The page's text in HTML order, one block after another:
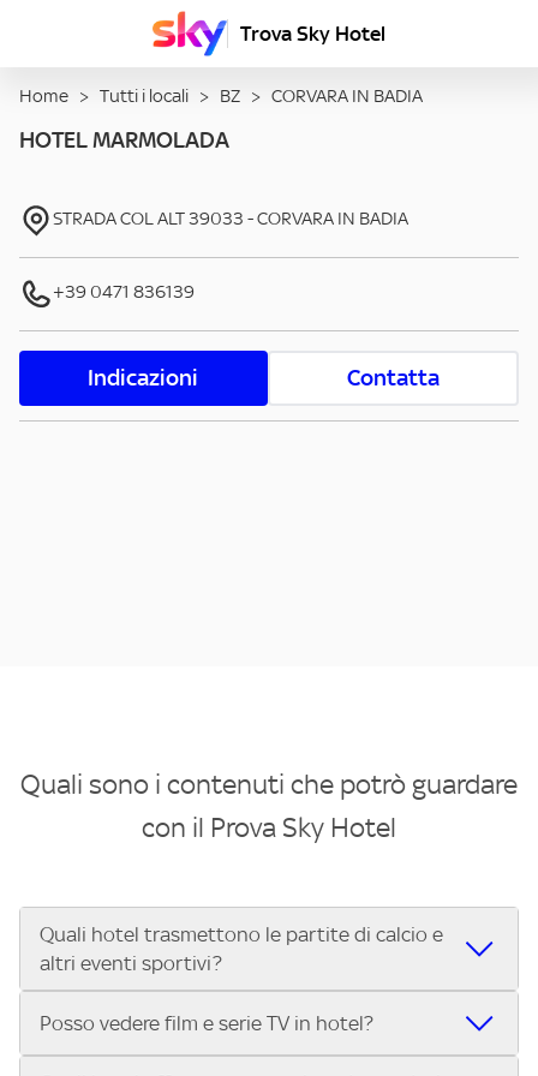
Trova Sky Hotel
Home > Tutti i locali > BZ > CORVARA IN BADIA
HOTEL MARMOLADA
STRADA COL ALT39033 -CORVARA IN BADIA
+39 0471 836139
Indicazioni Contatta
Quali sono i contenuti che potrò guardare
con il Prova Sky Hotel
Quali hotel trasmettono le partite di calcio e
altri eventi sportivi?
Se cerchi un hotel dove poter vedere le partite di Serie A,
Posso vedere film e serie TV in hotel?